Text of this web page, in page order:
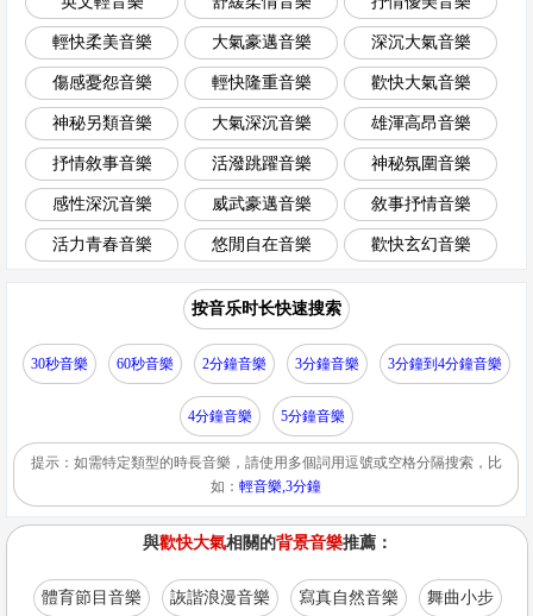
輕快柔美音樂 大氣豪邁音樂 深沉大氣音樂
傷感憂怨音樂 輕快隆重音樂 歡快大氣音樂
神秘另類音樂 大氣深沉音樂 雄渾高昂音樂
抒情敘事音樂 活潑跳躍音樂 神秘氛圍音樂
感性深沉音樂 威武豪邁音樂 敘事抒情音樂
活力青春音樂 悠閒自在音樂 歡快玄幻音樂
按音乐时长快速搜索
30秒音樂 60秒音樂 2分鐘音樂 3分鐘音樂 3分鐘到4分鐘音樂
4分鐘音樂 5分鐘音樂
提示：如需特定類型的時長音樂，請使用多個詞用逗號或空格分隔搜索，比
如：輕音樂,3分鐘
與歡快大氣相關的背景音樂推薦：
體育節目音樂 詼諧浪漫音樂 寫真自然音樂 舞曲小步